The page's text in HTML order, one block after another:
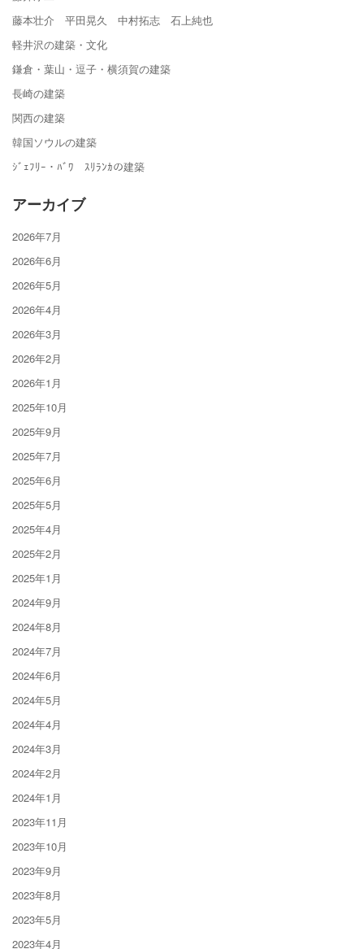
藤本壮介 平田晃久 中村拓志 石上純也
軽井沢の建築・文化
鎌倉・葉山・逗子・横須賀の建築
長崎の建築
関西の建築
韓国ソウルの建築
ｼﾞｪﾌﾘｰ・ﾊﾞﾜ ｽﾘﾗﾝｶの建築
アーカイブ
2026年7月
2026年6月
2026年5月
2026年4月
2026年3月
2026年2月
2026年1月
2025年10月
2025年9月
2025年7月
2025年6月
2025年5月
2025年4月
2025年2月
2025年1月
2024年9月
2024年8月
2024年7月
2024年6月
2024年5月
2024年4月
2024年3月
2024年2月
2024年1月
2023年11月
2023年10月
2023年9月
2023年8月
2023年5月
2023年4月